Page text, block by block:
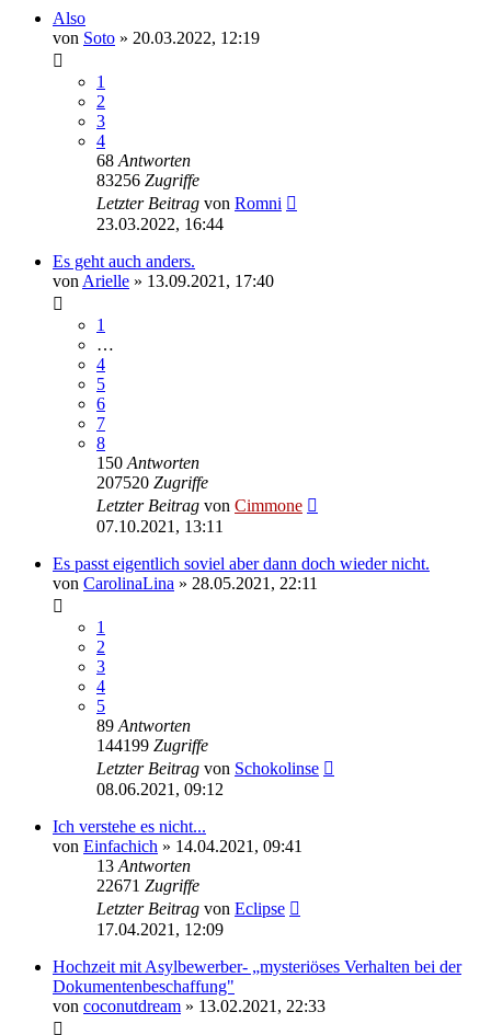
Also
von Soto » 20.03.2022, 12:19
1
2
3
4
68 Antworten
83256 Zugriffe
Letzter Beitrag von Romni
23.03.2022, 16:44
Es geht auch anders.
von Arielle » 13.09.2021, 17:40
1
…
4
5
6
7
8
150 Antworten
207520 Zugriffe
Letzter Beitrag von Cimmone
07.10.2021, 13:11
Es passt eigentlich soviel aber dann doch wieder nicht.
von CarolinaLina » 28.05.2021, 22:11
1
2
3
4
5
89 Antworten
144199 Zugriffe
Letzter Beitrag von Schokolinse
08.06.2021, 09:12
Ich verstehe es nicht...
von Einfachich » 14.04.2021, 09:41
13 Antworten
22671 Zugriffe
Letzter Beitrag von Eclipse
17.04.2021, 12:09
Hochzeit mit Asylbewerber- „mysteriöses Verhalten bei der
Dokumentenbeschaffung"
von coconutdream » 13.02.2021, 22:33